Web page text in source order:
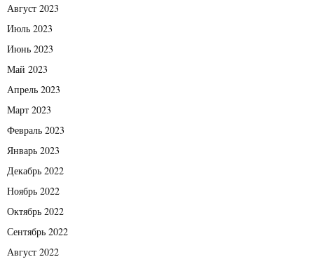
Август 2023
Июль 2023
Июнь 2023
Май 2023
Апрель 2023
Март 2023
Февраль 2023
Январь 2023
Декабрь 2022
Ноябрь 2022
Октябрь 2022
Сентябрь 2022
Август 2022